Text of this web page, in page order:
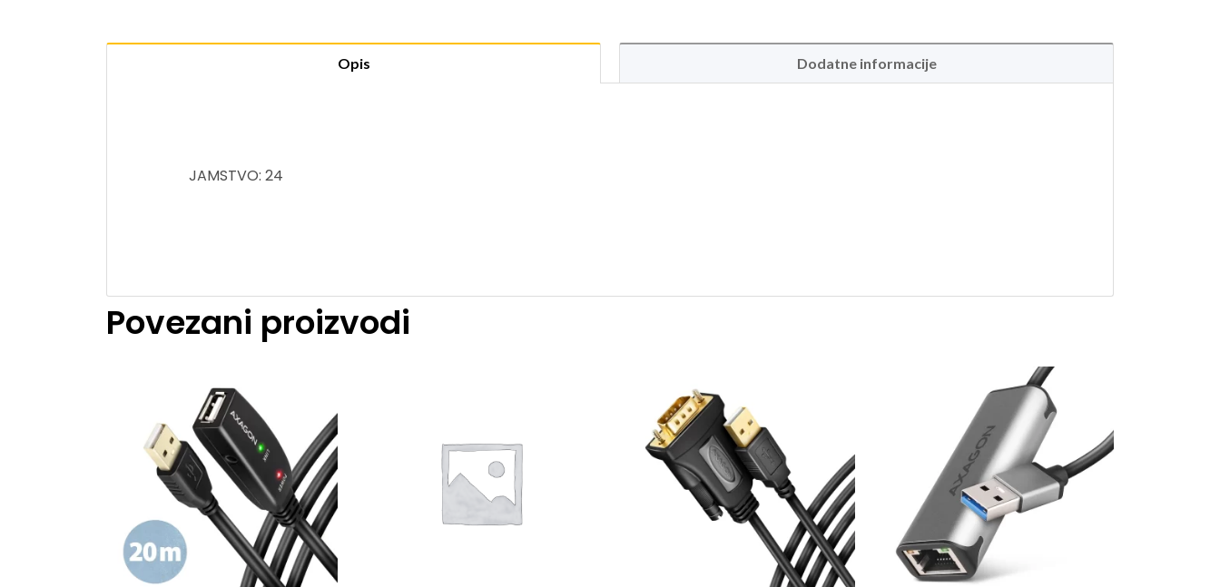
Opis Dodatne informacije
JAMSTVO: 24
Povezani proizvodi